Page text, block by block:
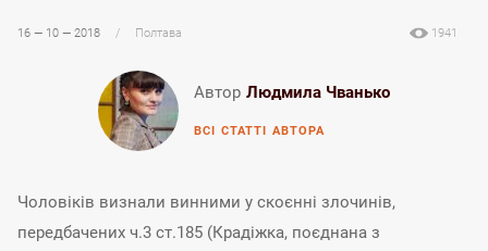
16 — 10 — 2018 / Полтава 1941
Людмила Чванько
Автор
ВСІ СТАТТІ АВТОРА
Чоловіків визнали винними у скоєнні злочинів,
передбачених ч.3 ст.185 (Крадіжка, поєднана з